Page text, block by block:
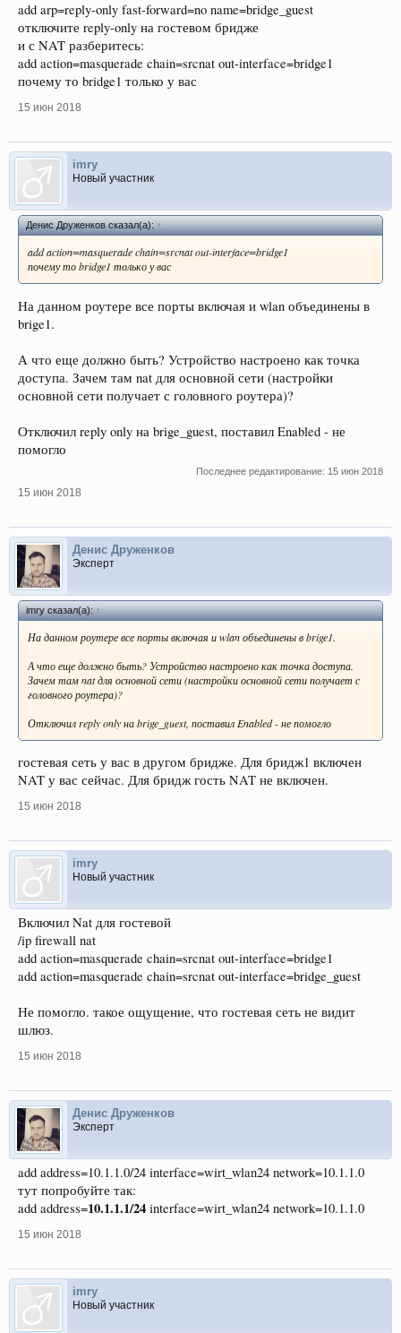
add arp=reply-only fast-forward=no name=bridge_guest
отключите reply-only на гостевом бридже
и с NAT разберитесь:
add action=masquerade chain=srcnat out-interface=bridge1
почему то bridge1 только у вас
15 июн 2018
imry
Новый участник
Денис Друженков сказал(а):↑
add action=masquerade chain=srcnat out-interface=bridge1
почему то bridge1 только у вас
На данном роутере все порты включая и wlan объединены в
brige1.
А что еще должно быть? Устройство настроено как точка
доступа. Зачем там nat для основной сети (настройки
основной сети получает с головного роутера)?
Отключил reply only на brige_guest, поставил Enabled - не
помогло
Последнее редактирование: 15 июн 2018
15 июн 2018
Денис Друженков
Эксперт
imry сказал(а):↑
На данном роутере все порты включая и wlan объединены в brige1.
А что еще должно быть? Устройство настроено как точка доступа.
Зачем там nat для основной сети (настройки основной сети получает с
головного роутера)?
Отключил reply only на brige_guest, поставил Enabled - не помогло
гостевая сеть у вас в другом бридже. Для бридж1 включен
NAT у вас сейчас. Для бридж гость NAT не включен.
15 июн 2018
imry
Новый участник
Включил Nat для гостевой
/ip firewall nat
add action=masquerade chain=srcnat out-interface=bridge1
add action=masquerade chain=srcnat out-interface=bridge_guest
Не помогло. такое ощущение, что гостевая сеть не видит
шлюз.
15 июн 2018
Денис Друженков
Эксперт
add address=10.1.1.0/24 interface=wirt_wlan24 network=10.1.1.0
тут попробуйте так:
add address=10.1.1.1/24 interface=wirt_wlan24 network=10.1.1.0
15 июн 2018
imry
Новый участник